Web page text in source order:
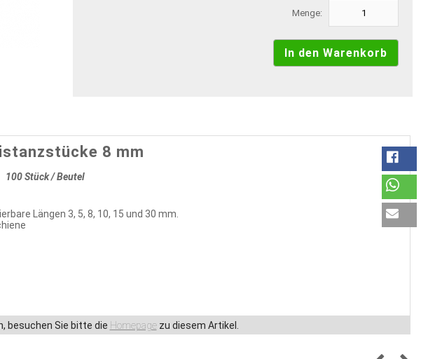
Menge:
8 mm
100 Stück / Beutel
Längen 3, 5, 8, 10, 15 und 30 mm.
besuchen Sie bitte die Homepagezu diesem Artikel.